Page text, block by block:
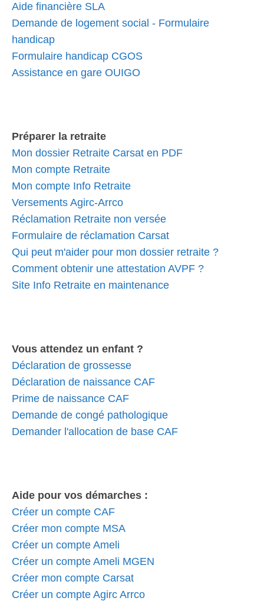
Aide financière SLA
Demande de logement social - Formulaire
handicap
Formulaire handicap CGOS
Assistance en gare OUIGO
Préparer la retraite
Mon dossier Retraite Carsat en PDF
Mon compte Retraite
Mon compte Info Retraite
Versements Agirc-Arrco
Réclamation Retraite non versée
Formulaire de réclamation Carsat
Qui peut m'aider pour mon dossier retraite ?
Comment obtenir une attestation AVPF ?
Site Info Retraite en maintenance
Vous attendez un enfant ?
Déclaration de grossesse
Déclaration de naissance CAF
Prime de naissance CAF
Demande de congé pathologique
Demander l'allocation de base CAF
Aide pour vos démarches :
Créer un compte CAF
Créer mon compte MSA
Créer un compte Ameli
Créer un compte Ameli MGEN
Créer mon compte Carsat
Créer un compte Agirc Arrco